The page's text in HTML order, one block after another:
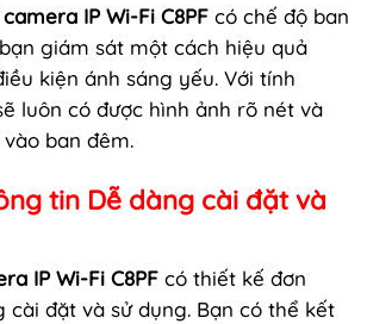
camera IP Wi-Fi C8PF có chế độ ban
giám sát một cách hiệu quả
kiện ánh sáng yếu. Với tính
luôn có được hình ảnh rõ nét và
ban đêm.
tin Dễ dàng cài đặt và
IP Wi-Fi C8PF có thiết kế đơn
cài đặt và sử dụng. Bạn có thể kết